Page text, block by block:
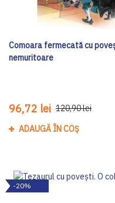
Comoara fermecată cu
nemuritoare
96,72 lei 120,90 lei
ADAUGĂ ÎN COȘ
-20%